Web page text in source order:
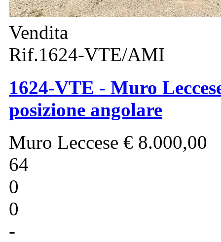
Vendita
Rif.1624-VTE/AMI
1624-VTE - Muro
posizione angolare
Muro Leccese € 8.000,00
64
0
0
-